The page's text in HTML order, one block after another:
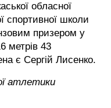
обласної
спортивної школи
призером у
метрів 43
є Сергій Лисенко.
атлетики